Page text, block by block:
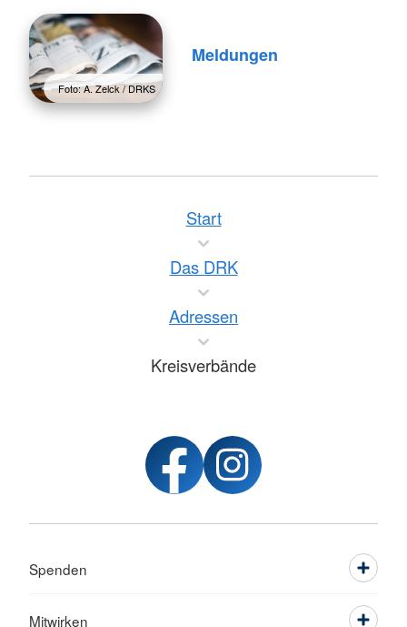
Foto: A. Zelck / DRKS
Meldungen
Start
Das DRK
Adressen
Kreisverbände
Spenden
Mitwirken